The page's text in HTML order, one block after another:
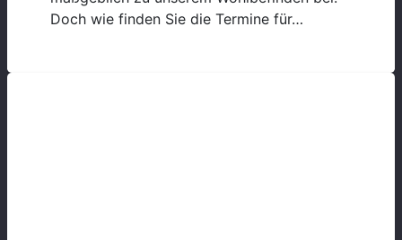
Doch wie finden Sie die Termine für…